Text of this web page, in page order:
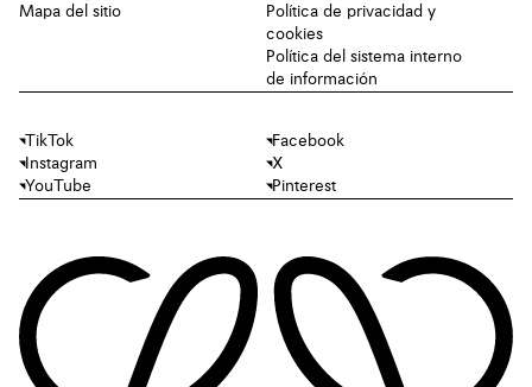
Mapa del sitio
Política de privacidad y
cookies
Política del sistema interno
de información
TikTok
Facebook
Instagram
X
YouTube
Pinterest